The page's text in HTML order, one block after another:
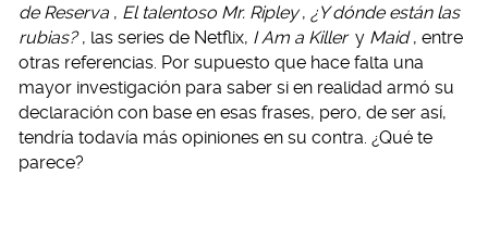
de Reserva , El talentoso Mr. Ripley , ¿Y dónde están las
rubias? , las series de Netflix, I Am a Killer y Maid , entre
otras referencias. Por supuesto que hace falta una
mayor investigación para saber si en realidad armó su
declaración con base en esas frases, pero, de ser así,
tendría todavía más opiniones en su contra. ¿Qué te
parece?